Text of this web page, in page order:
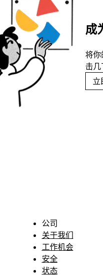
成
将
击几
立
公司
关于我们
工作机会
安全
状态